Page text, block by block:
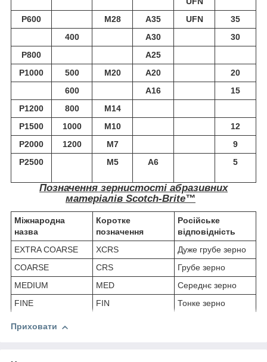
P600
М28 A35 UFN
35
400
A30
30
P800
A25
P1000
500 М20 A20
20
600
A16
15
P1200
800
М14
P1500
1000 М10
12
P2000
1200 М7
9
P2500
М5 A6 5
Позначення зернистості абразивних
матеріалів Scotch-Brite™
Міжнародна
назва
Коротке
позначення
Російське
відповідність
EXTRA COARSE
XCRS
Дуже грубе зерно
COARSE
CRS
Грубе зерно
MEDIUM
MED
Середнє зерно
FINE
FIN Тонке зерно
Приховати